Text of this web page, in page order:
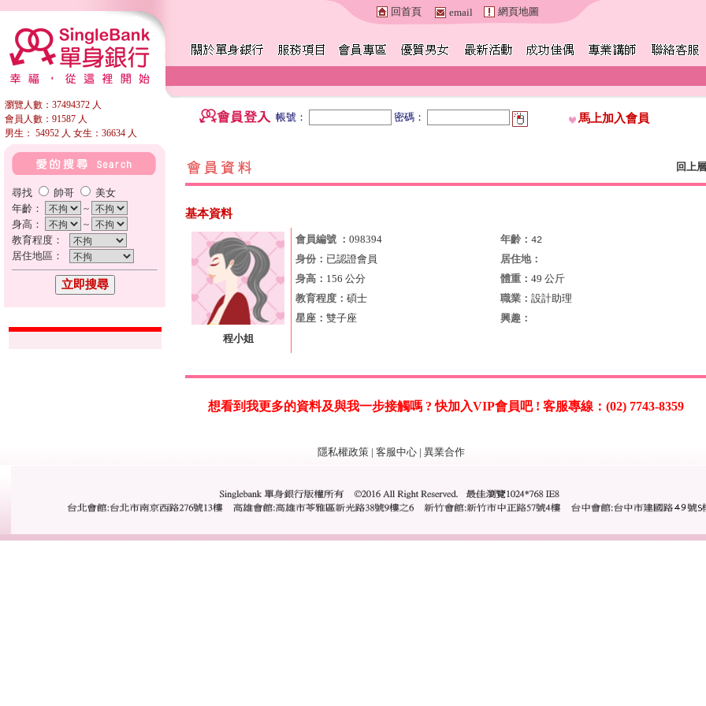
回首頁 email 網頁地圖
瀏覽人數：37494372 人
會員人數：91587 人
男生： 54952 人 女生：36634 人
帳號： 密碼： 馬上加入會員
尋找 帥哥
美女
年齡：
~
身高：
~
教育程度：
居住地區：
回上層
基本資料
程小姐
會員編號 ： 098394 年齡： 42
身份： 已認證會員
居住地：
身高： 156 公分 體重： 49 公斤
教育程度： 碩士 職業： 設計助理
星座： 雙子座 興趣：
想看到我更多的資料及與我一步接觸嗎 ? 快加入VIP會員吧 ! 客服專線：(02) 7743-8359
隱私權政策 | 客服中心 | 異業合作